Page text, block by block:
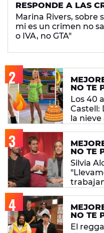
RESPONDE A LAS
Marina Rivers, sobre
mi es un crimen no
o IVA, no GTA"
NO TE
Los 40
Castell:
la
NO TE
Silvia
NO TE
El